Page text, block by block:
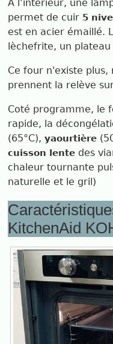
A l’intérieur, une
permet de cuir 5
est en acier émaillé.
lèchefrite, un
Ce four n'existe
prennent la relève
Coté programme, le
rapide, la
(65°C),yaourtière
cuisson lente des
chaleur tournante
naturelle et le gril)
KitchenAid